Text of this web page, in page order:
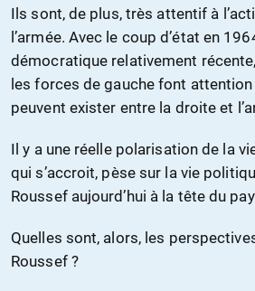
Ils sont, de plus, très attentif à
l’armée. Avec le coup d’état en
démocratique relativement
les forces de gauche font
peuvent exister entre la droite et
Il y a une réelle polarisation de la
qui s’accroit, pèse sur la vie
Roussef aujourd’hui à la tête du
Quelles sont, alors, les
Roussef ?